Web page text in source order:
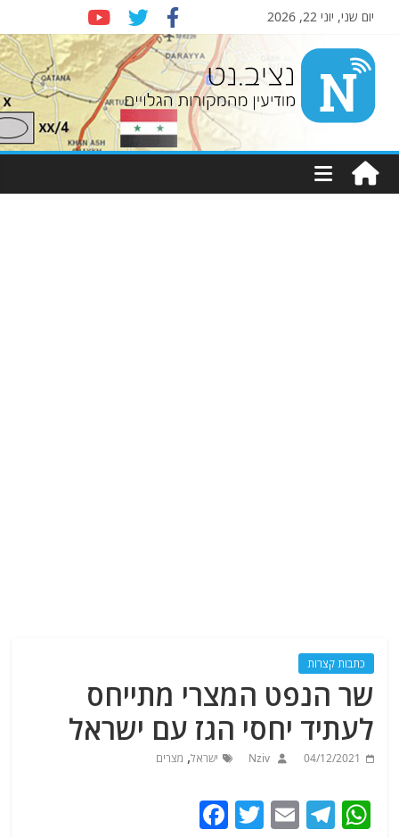
יום שני, יוני 22, 2026
Nziv.net
מודיעין
מהמקורות
כתבות קצרות
שר הנפט המצרי מתייחס
לעתיד יחסי הגז עם ישראל
04/12/2021
Nziv ישראל, מצרים
W
T
E
T